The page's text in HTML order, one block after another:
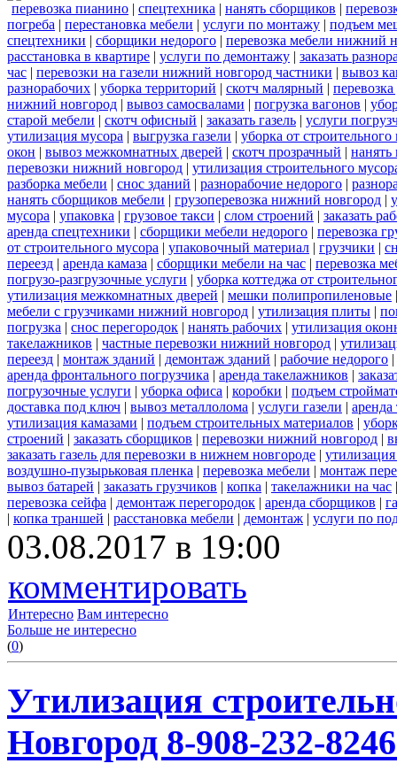
перевозка пианино | спецтехника | нанять сборщиков |
погреба | перестановка мебели | услуги по монтажу | подъем
спецтехники | сборщики недорого | перевозка мебели нижний
расстановка в квартире | услуги по демонтажу | заказать
час | перевозки на газели нижний новгород частники | вывоз
разнорабочих | уборка территорий | скотч малярный |
нижний новгород | вывоз самосвалами | погрузка вагонов |
старой мебели | скотч офисный | заказать газель | услуги
утилизация мусора | выгрузка газели | уборка от строительного
окон | вывоз межкомнатных дверей | скотч прозрачный | нанять
перевозки нижний новгород | утилизация строительного
разборка мебели | снос зданий | разнорабочие недорого |
нанять сборщиков мебели | грузоперевозка нижний новгород |
мусора | упаковка | грузовое такси | слом строений | заказать
аренда спецтехники | сборщики мебели недорого | перевозка
от строительного мусора | упаковочный материал | грузчики |
переезд | аренда камаза | сборщики мебели на час | перевозка
погрузо-разгрузочные услуги | уборка коттеджа от
утилизация межкомнатных дверей | мешки полипропиленовые
мебели с грузчиками нижний новгород | утилизация плиты |
погрузка | снос перегородок | нанять рабочих | утилизация
такелажников | частные перевозки нижний новгород |
переезд | монтаж зданий | демонтаж зданий | рабочие недорого |
аренда фронтального погрузчика | аренда такелажников |
погрузочные услуги | уборка офиса | коробки | подъем
доставка под ключ | вывоз металлолома | услуги газели | аренда
утилизация камазами | подъем строительных материалов |
строений | заказать сборщиков | перевозки нижний новгород |
заказать газель для перевозки в нижнем новгороде |
воздушно-пузырьковая пленка | перевозка мебели | монтаж
вывоз батарей | заказать грузчиков | копка | такелажники на час
перевозка сейфа | демонтаж перегородок | аренда сборщиков |
| копка траншей | расстановка мебели | демонтаж | услуги по
03.08.2017 в 19:00
комментировать
Интересно Вам интересно
Больше не интересно
(0)
Утилизация
Новгород 8-908-232-